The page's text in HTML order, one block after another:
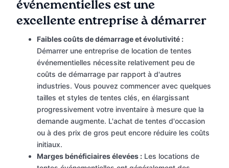
événementielles est une
excellente entreprise à démarrer
Faibles coûts de démarrage et évolutivité :
Démarrer une entreprise de location de tentes
événementielles nécessite relativement peu de
coûts de démarrage par rapport à d'autres
industries. Vous pouvez commencer avec quelques
tailles et styles de tentes clés, en élargissant
progressivement votre inventaire à mesure que la
demande augmente. L'achat de tentes d'occasion
ou à des prix de gros peut encore réduire les coûts
initiaux.
Marges bénéficiaires élevées : Les locations de